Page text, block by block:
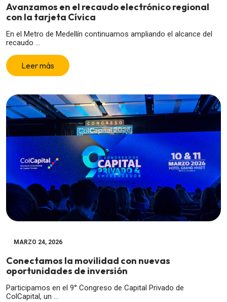
Avanzamos en el recaudo electrónico regional
con la tarjeta Cívica
En el Metro de Medellín continuamos ampliando el alcance del
recaudo ...
Leer más
MARZO 24, 2026
Conectamos la movilidad con nuevas
oportunidades de inversión
Participamos en el 9° Congreso de Capital Privado de
ColCapital, un ...